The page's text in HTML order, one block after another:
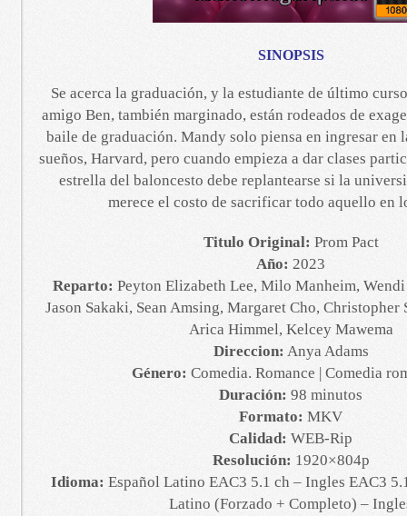
SINOPSIS
Se acerca la graduación, y la estudiante de último
amigo Ben, también marginado, están rodeados de
baile de graduación. Mandy solo piensa en ingresar en
sueños, Harvard, pero cuando empieza a dar clases
estrella del baloncesto debe replantearse si la
merece el costo de sacrificar todo aquello en
Titulo Original: Prom Pact
Año: 2023
Reparto: Peyton Elizabeth Lee, Milo Manheim,
Jason Sakaki, Sean Amsing, Margaret Cho, Christopher
Arica Himmel, Kelcey Mawema
Direccion: Anya Adams
Género: Comedia. Romance | Comedia
Duración: 98 minutos
Formato: MKV
Calidad: WEB-Rip
Resolución: 1920×804p
Idioma: Español Latino EAC3 5.1 ch – Ingles EAC3
Latino (Forzado + Completo) –